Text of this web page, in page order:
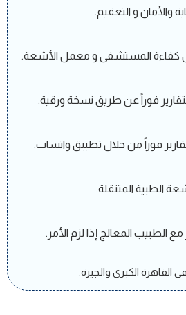
والأمان و التعقيم.
كفاءة المستشفى و معمل الأشعة.
فوراً عن طريق نسخة ورقية.
فوراً من خلال تطبيق واتساب.
الطبية المتنقلة.
الطبيب المعالج إذا لزم الأمر.
القاهرة الكبرى والجيزة.